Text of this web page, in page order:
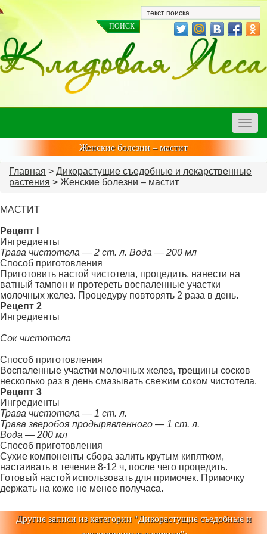
Toggle
Женские болезни – мастит
Главная > Дикорастущие съедобные и лекарственные
растения > Женские болезни – мастит
МАСТИТ
Рецепт I
Ингредиенты
Трава чистотела — 2 ст. л. Вода — 200 мл
Способ приготовления
Приготовить настой чистотела, процедить, на­нести на
ватный тампон и протереть воспаленные участки
молочных желез. Процедуру повторять 2 ра­за в день.
Рецепт 2
Ингредиенты
Сок чистотела
Способ приготовления
Воспаленные участки молочных желез, трещины сосков
несколько раз в день смазывать свежим соком чистотела.
Рецепт 3
Ингредиенты
Трава чистотела — 1 ст. л.
Трава зверобоя продырявленного — 1 ст. л.
Вода — 200 мл
Способ приготовления
Сухие компоненты сбора залить крутым кипят­ком,
настаивать в течение 8-12 ч, после чего проце­дить.
Готовый настой использовать для примочек. Примочку
держать на коже не менее получаса.
Другие записи из категории "Дикорастущие съедобные и